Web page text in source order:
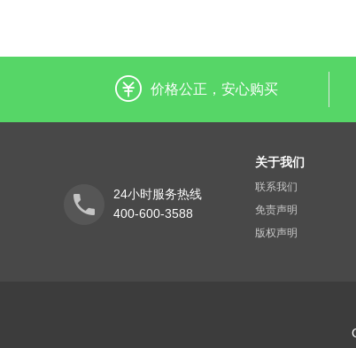
价格公正，安心购买
24小时服务热线
400-600-3588
关于我们
联系我们
免责声明
版权声明